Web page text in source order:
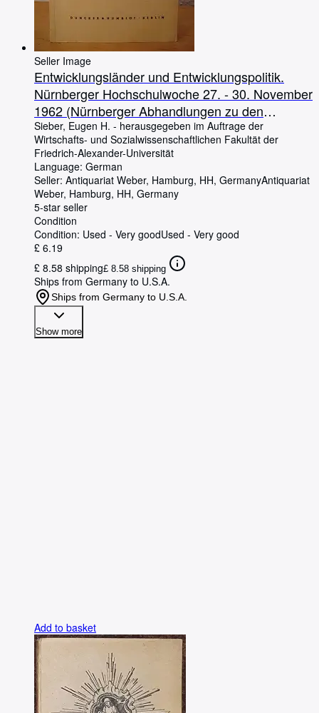
Seller Image
Entwicklungsländer und Entwicklungspolitik.
Nürnberger Hochschulwoche 27. - 30. November
1962 (Nürnberger Abhandlungen zu den
Wirtschafts- und Sozialwissenschaften Band 21)
Sieber, Eugen H. - herausgegeben im Auftrage der
Wirtschafts- und Sozialwissenschaftlichen Fakultät der
Friedrich-Alexander-Universität
Language: German
Seller: Antiquariat Weber, Hamburg, HH, GermanyAntiquariat
Weber, Hamburg, HH, Germany
5-star seller
Condition
Condition: Used - Very goodUsed - Very good
£ 6.19
£ 8.58 shipping£ 8.58 shipping
Ships from Germany to U.S.A.
Ships from Germany to U.S.A.
Show more
Add to basket